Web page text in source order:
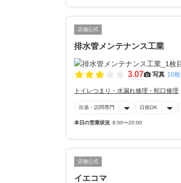
店舗公式
排水管メンテナンス工業
3.07 写真 10枚
トイレつまり・水漏れ修理・蛇口修理
出張・訪問専門 日祝OK
本日の営業状況 8:00〜20:00
店舗公式
イエコマ